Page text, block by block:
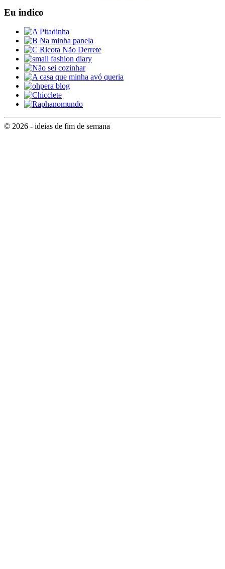
Eu indico
© 2026 - ideias de fim de semana